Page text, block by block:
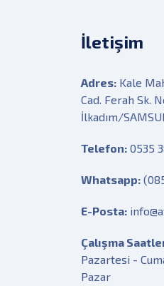
İletişim
Adres: Kale
Cad. Ferah Sk.
İlkadım/
Telefon: 0535
Whatsapp:
E-Posta:
Çalışma
Pazartesi -
Pazar